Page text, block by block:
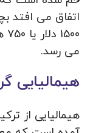
اتفاق می افتد
می رسد.
هیمالیایی
هیمالیایی از